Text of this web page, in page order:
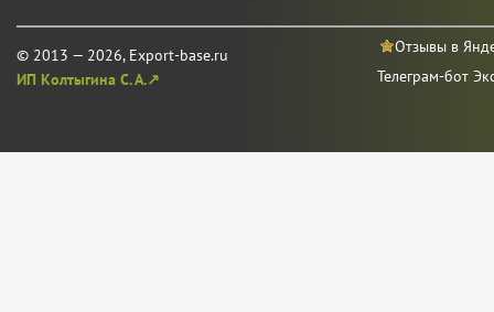
© 2013 — 2026, Export-base.ru
ИП Колтыгина С. А.↗
Отзывы в
Телеграм-бот